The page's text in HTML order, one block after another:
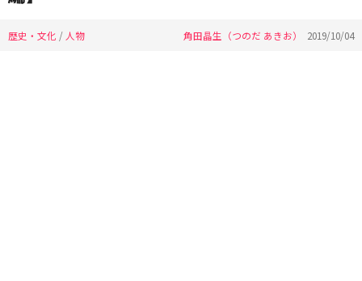
歴史・文化 / 人物 角田晶生（つのだ あきお） 2019/10/04